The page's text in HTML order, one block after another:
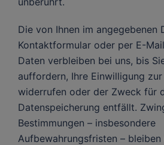
Die von Ihnen im angegebenen
Kontaktformular oder per E-
Daten verbleiben bei uns, bis
auffordern, Ihre Einwilligung
widerrufen oder der Zweck für
Datenspeicherung entfällt.
Bestimmungen – insbesondere
Aufbewahrungsfristen – bleiben